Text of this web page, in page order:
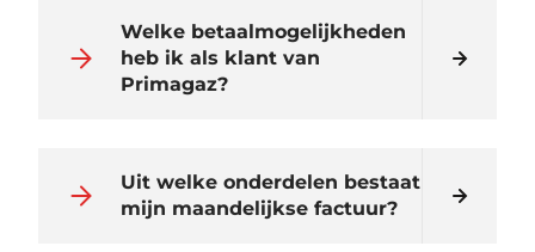
Welke betaalmogelijkheden
heb ik als klant van
Primagaz?
Uit welke onderdelen bestaat
mijn maandelijkse factuur?